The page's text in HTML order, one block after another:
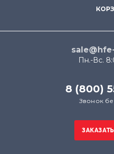
Пн.-Вс.
8 (800)
Звонок